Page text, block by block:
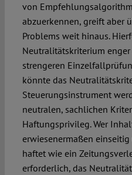
von
abzuerkennen, greift aber
Problems weit hinaus.
Neutralitätskriterium
strengeren
könnte das
Steuerungsinstrument
neutralen, sachlichen
Haftungsprivileg. Wer
erwiesenermaßen
haftet wie ein
erforderlich, das